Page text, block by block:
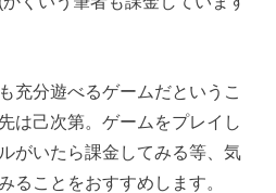
充分遊べるゲームだというこ
は己次第。ゲームをプレイし
がいたら課金してみる等、気
ることをおすすめします。